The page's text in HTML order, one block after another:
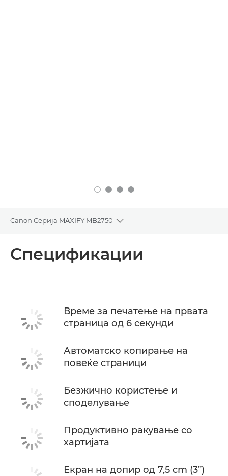
Canon Серија MAXIFY MB2750
Toggle breadcrumbs
КУПЕТЕ МАСТИЛО
Спецификации
Време за печатење на првата
страница од 6 секунди
Автоматско копирање на
повеќе страници
Безжично користење и
споделување
Продуктивно ракување со
хартијата
Екран на допир од 7,5 cm (3”)